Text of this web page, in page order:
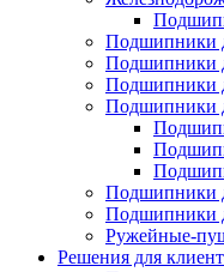
Подшипники
Подшипники
Подшипники
Подшипники
Подшипники
Подшипники
Ружейные-
Решения для